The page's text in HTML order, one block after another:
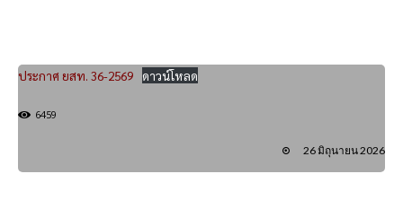
ประกาศ ยสท. 36-2569 ดาวน์โหลด
6459
26 มิถุนายน 2026